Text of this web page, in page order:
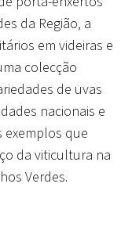
da Região, a
em videiras e
colecção
de uvas
nacionais e
exemplos que
da viticultura na
Verdes.